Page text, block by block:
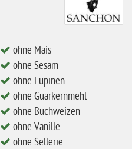
ohne Mais
ohne Sesam
ohne Lupinen
ohne Guarkernmehl
ohne Buchweizen
ohne Vanille
ohne Sellerie